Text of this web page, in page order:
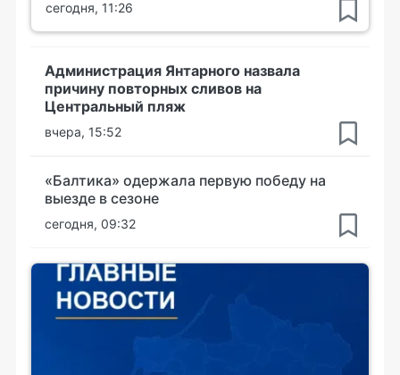
сегодня, 11:26
Администрация Янтарного назвала
причину повторных сливов на
Центральный пляж
вчера, 15:52
«Балтика» одержала первую победу на
выезде в сезоне
сегодня, 09:32